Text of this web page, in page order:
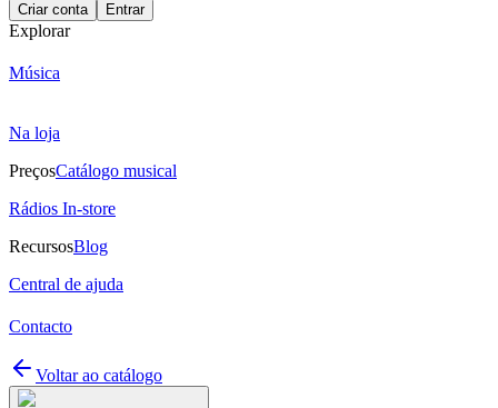
Criar conta Entrar
Explorar
Música
Na loja
PreçosCatálogo musical
Rádios In-store
RecursosBlog
Central de ajuda
Contacto
Voltar ao catálogo